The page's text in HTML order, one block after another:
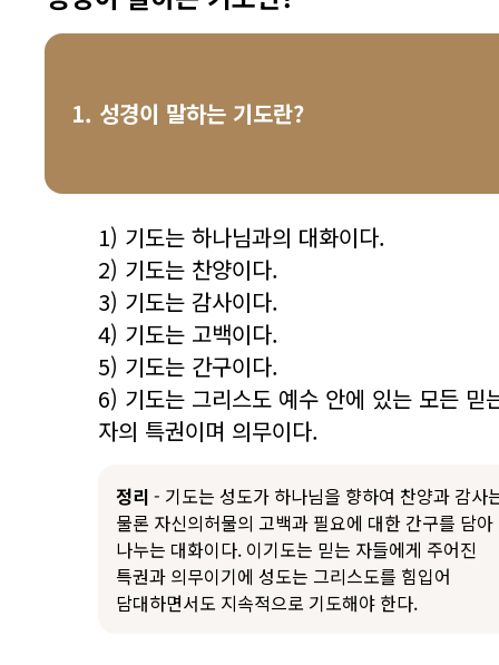
1. 성경이 말하는 기도란?
1) 기도는 하나님과의 대화이다.
2) 기도는 찬양이다.
3) 기도는 감사이다.
4) 기도는 고백이다.
5) 기도는 간구이다.
6) 기도는 그리스도 예수 안에 있는 모든 믿
자의 특권이며 의무이다.
정리 - 기도는 성도가 하나님을 향하여 찬양과 감사
물론 자신의허물의 고백과 필요에 대한 간구를 담아
나누는 대화이다. 이기도는 믿는 자들에게 주어진
특권과 의무이기에 성도는 그리스도를 힘입어
담대하면서도 지속적으로 기도해야 한다.